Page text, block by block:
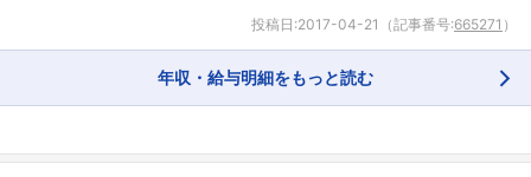
フォローしました
投稿日:2017-04-21 （記事番号:665271 ）
年収・給与明細をもっと読む